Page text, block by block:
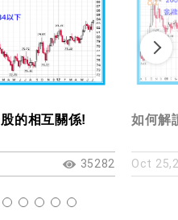
的相互關係!
35282
如何解
Oct